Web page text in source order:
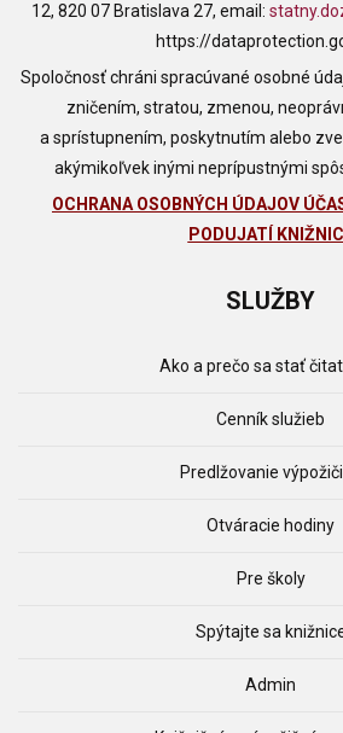
12, 820 07 Bratislava 27, email:
https://
Spoločnosť chráni spracúvané osobné
zničením, stratou, zmenou,
a sprístupnením, poskytnutím alebo
akýmikoľvek inými neprípustnými
OCHRANA OSOBNÝCH ÚDAJOV
PODUJATÍ
SLUŽBY
Ako a prečo sa stať
Cenník služieb
Predlžovanie
Otváracie hodiny
Pre školy
Spýtajte sa
Admin